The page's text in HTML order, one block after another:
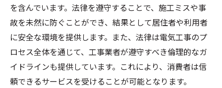
建築基準法が電気工事に与える影響とは
建築基準法と電気工事の関係性
建築基準法で定められた電気設備の基準
法に基づく安全な電気工事の実現
建築基準法の遵守がもたらすメリット
を含んでいます。法律を遵守することで、施工ミスや事
故を未然に防ぐことができ、結果として居住者や利用者
に安全な環境を提供します。また、法律は電気工事のプ
ロセス全体を通じて、工事業者が遵守すべき倫理的なガ
イドラインも提供しています。これにより、消費者は信
頼できるサービスを受けることが可能となります。